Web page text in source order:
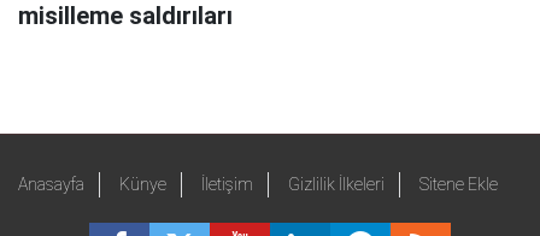
misilleme saldırıları
Anasayfa Künye İletişim Gizlilik İlkeleri Sitene Ekle